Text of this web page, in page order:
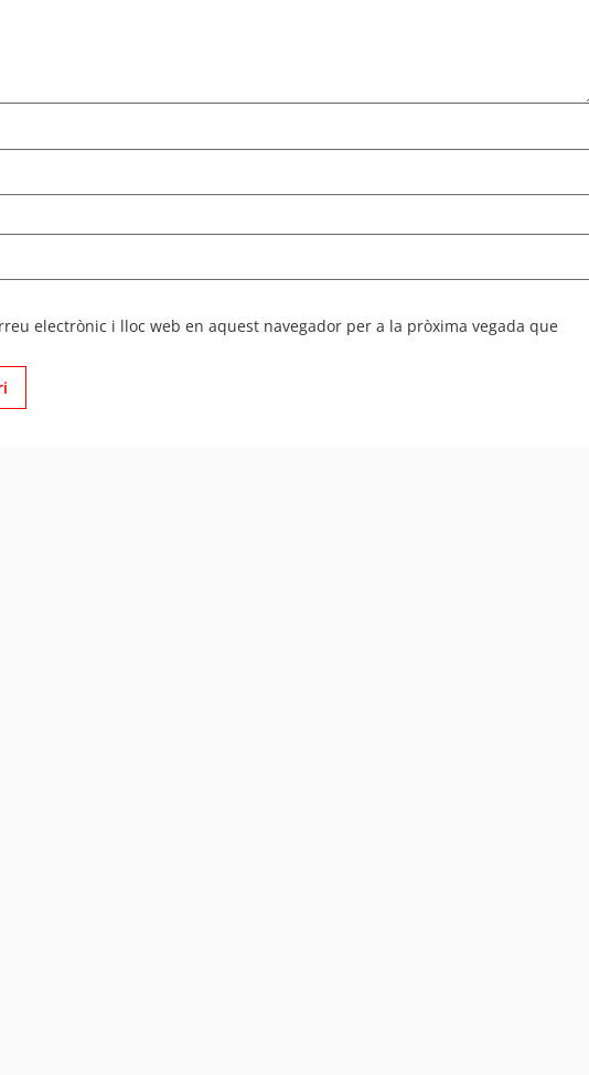
electrònic i lloc web en aquest navegador per a la pròxima vegada que